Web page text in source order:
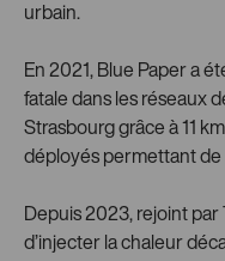
urbain.
En 2021, Blue Paper a
fatale dans les réseaux
Strasbourg grâce à 11
déployés permettant de
Depuis 2023, rejoint
d’injecter la chaleur